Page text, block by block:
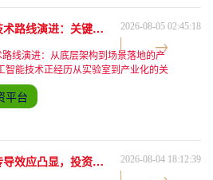
圣杯。有人花几万块买所谓"机构专用
人每天盯着Level-2数 《AI行业技术路线演进：关键趋势、竞争格局与未来突破方向》 2026-08-05 02:45:18
线演进：从底层架构到场景落地的产
智能技术正经历从实验室到产业化的关
术路线演进不再局限于单一算法突破，
链上下游形成系统性创新。从基础层的
用层的场景重构，AI技术演进已呈
着全球科技产业的竞争格局。 ###
算力架构的范式
平台
市场情绪传导效应凸显，投资者需警惕波动风险蔓延 2026-08-04 18:12:39